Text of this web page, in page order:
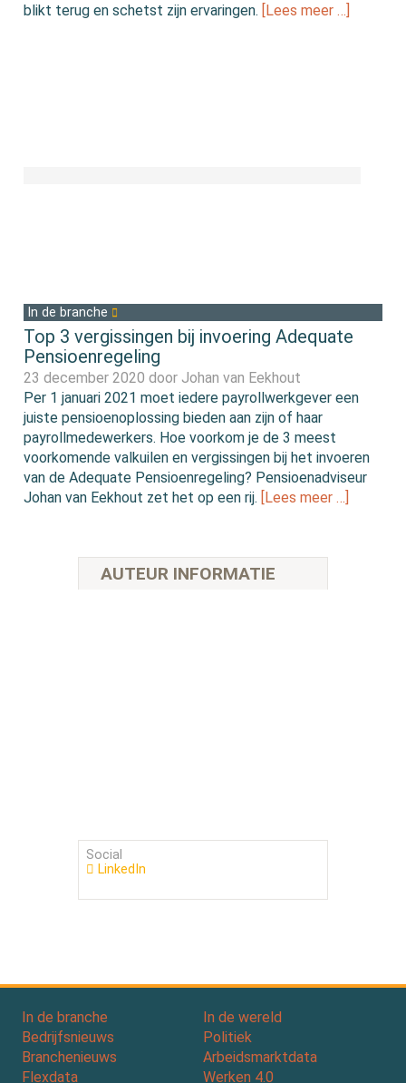
blikt terug en schetst zijn ervaringen. [Lees meer …]
In de branche
Top 3 vergissingen bij invoering Adequate
Pensioenregeling
23 december 2020 door Johan van Eekhout
Per 1 januari 2021 moet iedere payrollwerkgever een
juiste pensioenoplossing bieden aan zijn of haar
payrollmedewerkers. Hoe voorkom je de 3 meest
voorkomende valkuilen en vergissingen bij het invoeren
van de Adequate Pensioenregeling? Pensioenadviseur
Johan van Eekhout zet het op een rij. [Lees meer …]
AUTEUR INFORMATIE
Social
LinkedIn
In de branche
Bedrijfsnieuws
Branchenieuws
Flexdata
In de wereld
Politiek
Arbeidsmarktdata
Werken 4.0